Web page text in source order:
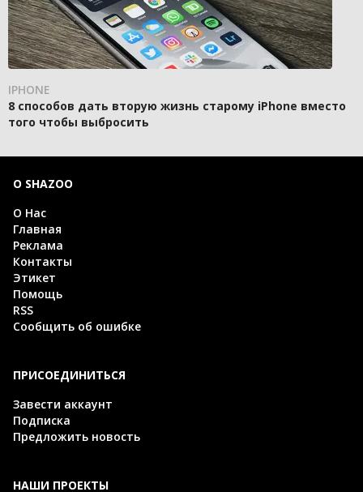
IPHONE
8 способов дать вторую жизнь старому iPhone вместо
того чтобы выбросить
О SHAZOO
О Нас
Главная
Реклама
Контакты
Этикет
Помощь
RSS
Сообщить об ошибке
ПРИСОЕДИНИТЬСЯ
Завести аккаунт
Подписка
Предложить новость
НАШИ ПРОЕКТЫ